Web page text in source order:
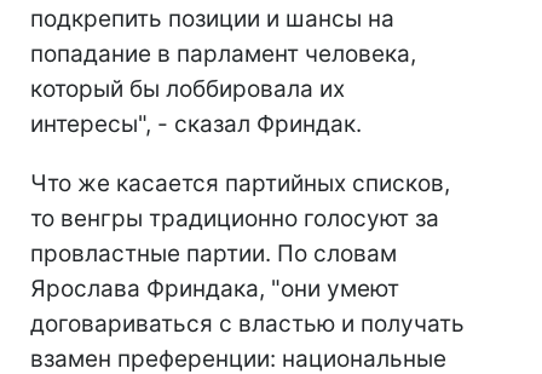
подкрепить позиции и шансы на
попадание в парламент человека,
который бы лоббировала их
интересы", - сказал Фриндак.
Что же касается партийных списков,
то венгры традиционно голосуют за
провластные партии. По словам
Ярослава Фриндака, "они умеют
договариваться с властью и получать
взамен преференции: национальные